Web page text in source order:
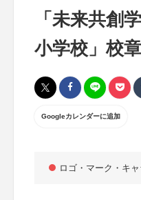
「未来共創
小学校」校
Googleカレンダーに追加
ロゴ・マーク・キ